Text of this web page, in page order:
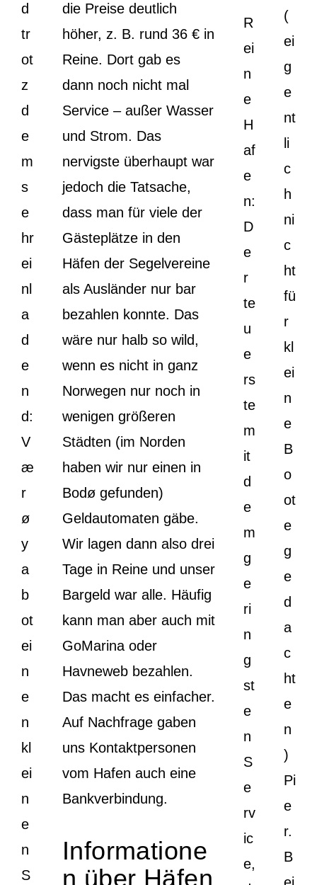
(
ei
g
e
nt
li
c
h
ni
c
ht
fü
r
kl
ei
n
e
B
o
ot
e
g
e
d
a
c
ht
e
n
)
Pi
e
r.
B
d
tr
ot
z
d
e
m
s
e
hr
ei
nl
a
d
e
n
d:
V
æ
r
ø
y
a
b
ot
ei
n
e
n
kl
ei
n
e
n
S
R
ei
n
e
H
af
e
n:
D
e
r
te
u
e
rs
te
m
it
d
e
m
g
e
ri
n
g
st
e
n
S
e
rv
ic
e,
die Preise deutlich
höher, z. B. rund 36 € in
Reine. Dort gab es
dann noch nicht mal
Service – außer Wasser
und Strom. Das
nervigste überhaupt war
jedoch die Tatsache,
dass man für viele der
Gästeplätze in den
Häfen der Segelvereine
als Ausländer nur bar
bezahlen konnte. Das
wäre nur halb so wild,
wenn es nicht in ganz
Norwegen nur noch in
wenigen größeren
Städten (im Norden
haben wir nur einen in
Bodø gefunden)
Geldautomaten gäbe.
Wir lagen dann also drei
Tage in Reine und unser
Bargeld war alle. Häufig
kann man aber auch mit
GoMarina oder
Havneweb bezahlen.
Das macht es einfacher.
Auf Nachfrage gaben
uns Kontaktpersonen
vom Hafen auch eine
Bankverbindung.
Informatione
n über Häfen